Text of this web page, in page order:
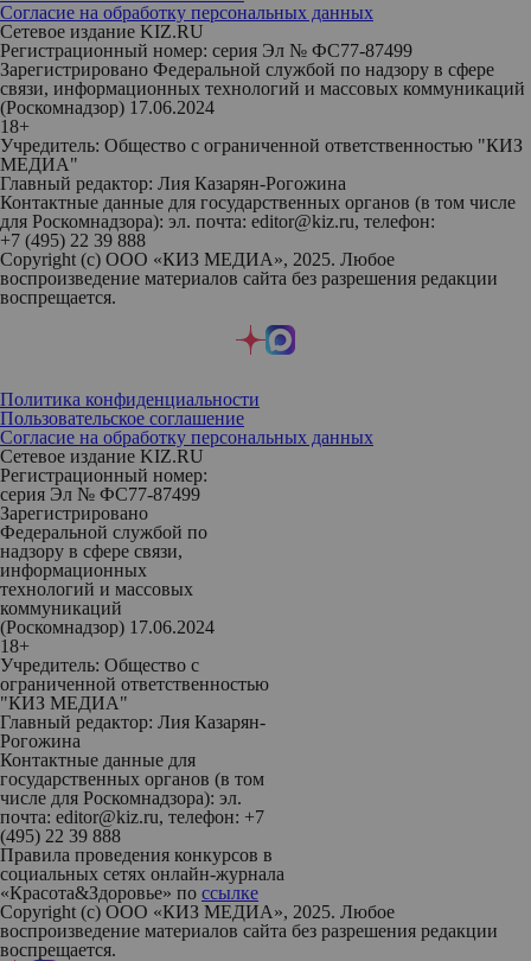
Согласие на обработку персональных данных
Сетевое издание KIZ.RU
Регистрационный номер: серия Эл № ФС77-87499
Зарегистрировано Федеральной службой по надзору в сфере
связи, информационных технологий и массовых коммуникаций
(Роскомнадзор) 17.06.2024
18+
Учредитель: Общество с ограниченной ответственностью "КИЗ
МЕДИА"
Главный редактор: Лия Казарян-Рогожина
Контактные данные для государственных органов (в том числе
для Роскомнадзора): эл. почта: editor@kiz.ru, телефон:
+7 (495) 22 39 888
Copyright (с) ООО «КИЗ МЕДИА», 2025. Любое
воспроизведение материалов сайта без разрешения редакции
воспрещается.
Политика конфиденциальности
Пользовательское соглашение
Согласие на обработку персональных данных
Сетевое издание KIZ.RU
Регистрационный номер:
серия Эл № ФС77-87499
Зарегистрировано
Федеральной службой по
надзору в сфере связи,
информационных
технологий и массовых
коммуникаций
(Роскомнадзор) 17.06.2024
18+
Учредитель: Общество с
ограниченной ответственностью
"КИЗ МЕДИА"
Главный редактор: Лия Казарян-
Рогожина
Контактные данные для
государственных органов (в том
числе для Роскомнадзора): эл.
почта: editor@kiz.ru, телефон: +7
(495) 22 39 888
Правила проведения конкурсов в
социальных сетях онлайн-журнала
«Красота&Здоровье» по ссылке
Copyright (с) ООО «КИЗ МЕДИА», 2025. Любое
воспроизведение материалов сайта без разрешения редакции
воспрещается.